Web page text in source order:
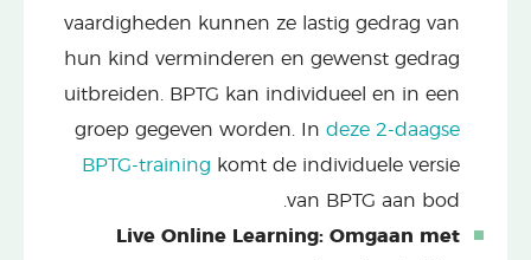
vaardigheden kunnen ze lastig gedrag van
hun kind verminderen en gewenst gedrag
uitbreiden. BPTG kan individueel en in een
groep gegeven worden. In deze 2-daagse
BPTG-training komt de individuele versie
van BPTG aan bod.
Live Online Learning: Omgaan met